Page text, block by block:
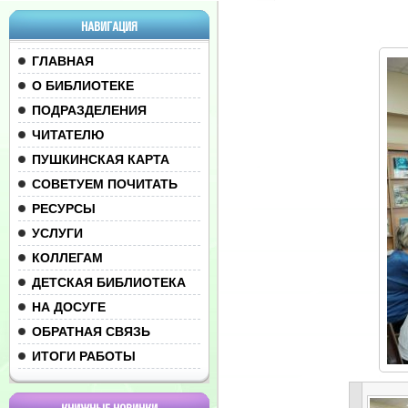
НАВИГАЦИЯ
ГЛАВНАЯ
О БИБЛИОТЕКЕ
ПОДРАЗДЕЛЕНИЯ
ЧИТАТЕЛЮ
ПУШКИНСКАЯ КАРТА
СОВЕТУЕМ ПОЧИТАТЬ
РЕСУРСЫ
УСЛУГИ
КОЛЛЕГАМ
ДЕТСКАЯ БИБЛИОТЕКА
НА ДОСУГЕ
ОБРАТНАЯ СВЯЗЬ
ИТОГИ РАБОТЫ